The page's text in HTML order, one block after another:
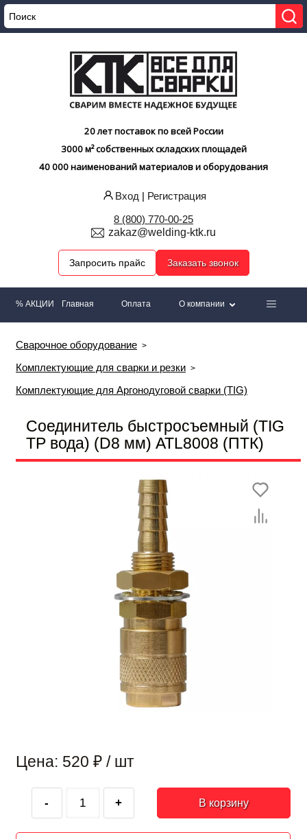
20 лет поставок по всей России
3000 м² собственных складских площадей
40 000 наименований материалов и оборудования
Вход | Регистрация
8 (800) 770-00-25
zakaz@welding-ktk.ru
Запросить прайс Заказать звонок
% АКЦИИ Главная Оплата О компании
Сварочное оборудование
Комплектующие для сварки и резки
Комплектующие для Аргонодуговой сварки (TIG)
Соединитель быстросъемный (TIG
TP вода) (D8 мм) ATL8008 (ПТК)
Цена: 520 ₽ / шт
- + В корзину